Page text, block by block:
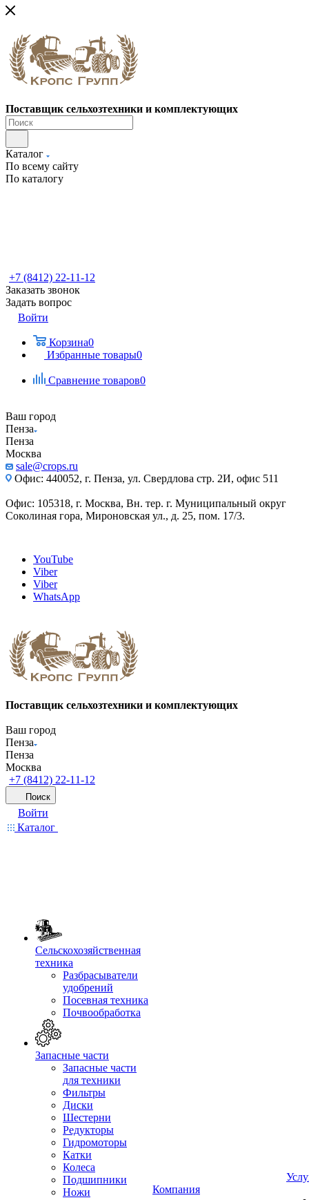
Поставщик сельхозтехники и комплектующих
Каталог
По всему сайту
По каталогу
+7 (8412) 22-11-12
Заказать звонок
Задать вопрос
Войти
Корзина0
Избранные товары0
Сравнение товаров0
Ваш город
Пенза
Пенза
Москва
sale@crops.ru
Офис: 440052, г. Пенза, ул. Свердлова стр. 2И, офис 511
Офис: 105318, г. Москва, Вн. тер. г. Муниципальный округ
Соколиная гора, Мироновская ул., д. 25, пом. 17/3.
YouTube
Viber
Viber
WhatsApp
Поставщик сельхозтехники и комплектующих
Ваш город
Пенза
Пенза
Москва
+7 (8412) 22-11-12
Поиск
Войти
Каталог
Сельскохозяйственная
техника
Разбрасыватели
удобрений
Посевная техника
Почвообработка
Запасные части
Запасные части
для техники
Фильтры
Диски
Шестерни
Редукторы
Гидромоторы
Катки
Колеса
Подшипники
Ножи
Компания